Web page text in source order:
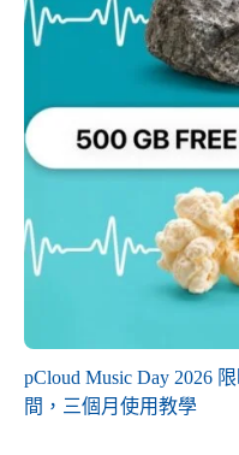
pCloud Music Day 2026
間，三個月使用教學